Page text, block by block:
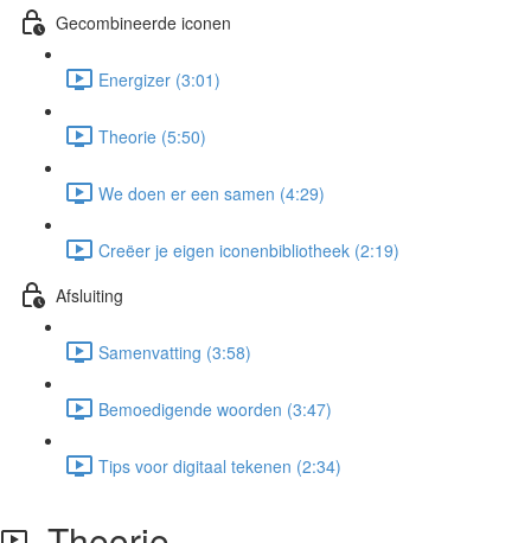
Gecombineerde iconen
Energizer (3:01)
Theorie (5:50)
We doen er een samen (4:29)
Creëer je eigen iconenbibliotheek (2:19)
Afsluiting
Samenvatting (3:58)
Bemoedigende woorden (3:47)
Tips voor digitaal tekenen (2:34)